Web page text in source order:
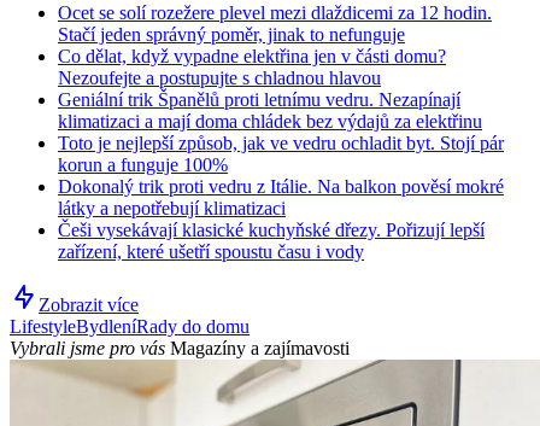
Ocet se solí rozežere plevel mezi dlaždicemi za 12 hodin.
Stačí jeden správný poměr, jinak to nefunguje
Co dělat, když vypadne elektřina jen v části domu?
Nezoufejte a postupujte s chladnou hlavou
Geniální trik Španělů proti letnímu vedru. Nezapínají
klimatizaci a mají doma chládek bez výdajů za elektřinu
Toto je nejlepší způsob, jak ve vedru ochladit byt. Stojí pár
korun a funguje 100%
Dokonalý trik proti vedru z Itálie. Na balkon pověsí mokré
látky a nepotřebují klimatizaci
Češi vysekávají klasické kuchyňské dřezy. Pořizují lepší
zařízení, které ušetří spoustu času i vody
Zobrazit více
LifestyleBydleníRady do domu
Vybrali jsme pro vás Magazíny a zajímavosti